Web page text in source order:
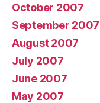
October 2007
September 2007
August 2007
July 2007
June 2007
May 2007